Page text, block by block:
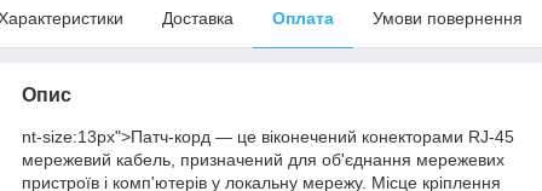
Доставка Оплата Умови повернення
Опис
nt-size:13px">Патч-корд — це віконечений конекторами RJ-45
мережевий кабель, призначений для об'єднання мережевих
пристроїв і комп'ютерів у локальну мережу. Місце кріплення